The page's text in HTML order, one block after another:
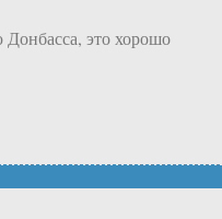
это хорошо